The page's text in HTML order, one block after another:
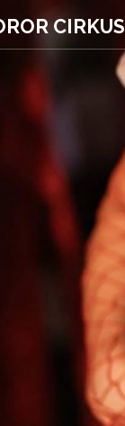
CIRKUS